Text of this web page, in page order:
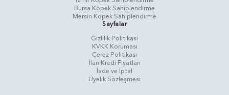
Bursa Köpek Sahiplendirme
Mersin Köpek Sahiplendirme
Sayfalar
Gizlilik Politikasi
KVKK Koruması
Çerez Politikası
İlan Kredi Fiyatları
İade ve İptal
Üyelik Sözleşmesi